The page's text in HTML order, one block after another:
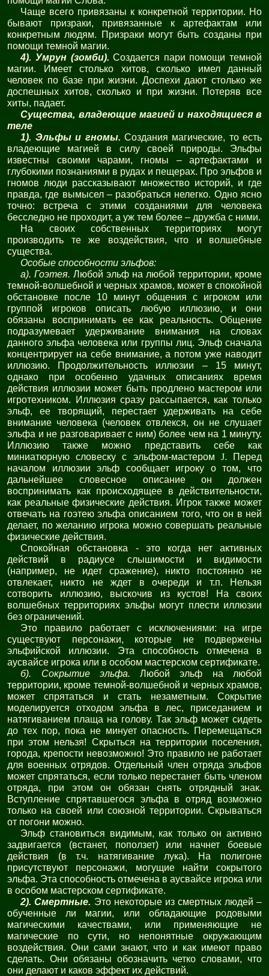
Чаще всего привязаны к конкретной территории. Но
бывают призраки, привязанные к артефактам или
конкретным людям. Призраки могут быть созданы при
помощи темной магии.
4). Умрун (зомби). Создается пари помощи темной
магии. Имеет столько хитов, сколько имел данный
человек по базе при жизни. Доспехи дают столько же
доспешных хитов, сколько и при жизни. Потеряв все
хиты, падает.
Существа, владеющие магией и находящиеся в
теле
1). Эльфы и гномы. Создания магические, то есть
владеющие магией в силу своей природы. Эльфы
известны своими чарами, гномы – артефактами и
глубокими познаниями в рудах и пещерах. Про эльфов и
гномов люди рассказывают множество историй, и где
правда, где вымысел – разобраться нелегко. Одно ясно
точно: встреча с этими созданиями для человека
бесследно не проходит, а уж тем более – дружба с ними.
На своих собственных территориях могут
производить те же воздействия, что и волшебные
существа.
Особые способности эльфов:
а). Гоэтея.Любой эльф на любой территории, кроме
темной-волшебной и черных храмов, может в спокойной
обстановке после 10 минут общения с игроком или
группой игроков описать любую иллюзию, и они
обязаны воспринимать ее как реальность. Общение
подразумевает удерживание внимания на словах
данного эльфа человека или группы лиц. Эльф сначала
концентрирует на себе внимание, а потом уже наводит
иллюзию. Продолжительность иллюзии – 15 минут,
однако при особенно удачных описаниях время
действия иллюзии может быть продлено мастером или
игротехником. Иллюзия сразу рассыпается, как только
эльф, ее творящий, перестает удерживать на себе
внимание человека (человек отвлекся, он не слушает
эльфа и не разговаривает с ним) более чем на 1 минуту.
Иллюзию также можно представить себе как
миниатюрную словеску с эльфом-мастером J. Перед
началом иллюзии эльф сообщает игроку о том, что
дальнейшее словесное описание он должен
воспринимать как происходящее в действительности,
как реальные физические действия. Игрок также может
отвечать на гоэтею эльфа описанием того, что он в ней
делает, по желанию игрока можно совершать реальные
физические действия.
Спокойная обстановка - это когда нет активных
действий в радиусе слышимости и видимости
(например, не идет сражение), никто постоянно не
отвлекает, никто не ждет в очереди и т.п. Нельзя
сотворить иллюзию, выскочив из кустов! На своих
волшебных территориях эльфы могут плести иллюзии
без ограничений.
Это правило работает с исключениями: на игре
существуют персонажи, которые не подвержены
эльфийской иллюзии. Эта способность отмечена в
аусвайсе игрока или в особом мастерском сертификате.
б). Сокрытие эльфа.Любой эльф на любой
территории, кроме темной-волшебной и черных храмов,
может спрятаться и стать незаметным. Сокрытие
моделируется отходом эльфа в лес, приседанием и
натягиванием плаща на голову. Так эльф может сидеть
до тех пор, пока не минует опасность. Перемещаться
при этом нельзя! Скрыться на территории поселения,
города, крепости невозможно! Это правило не работает
для военных отрядов. Отдельный член отряда эльфов
может спрятаться, если только перестанет быть членом
отряда, при этом он обязан снять отрядный знак.
Вступление спрятавшегося эльфа в отряд возможно
только на своей или союзной территории. Скрываться
от погони можно.
Эльф становиться видимым, как только он активно
задвигается (встанет, поползет) или начнет боевые
действия (в т.ч. натягивание лука). На полигоне
присутствуют персонажи, могущие найти сокрытого
эльфа. Эта способность отмечена в аусвайсе игрока или
в особом мастерском сертификате.
2). Смертные. Это некоторые из смертных людей –
обученные ли магии, или обладающие родовыми
магическими качествами, или применяющие не
магические по сути, но непонятные окружающим
воздействия. Они сами знают, что и как имеют право
сделать. Они обязаны обозначить четко словами, что
они делают и каков эффект их действий.